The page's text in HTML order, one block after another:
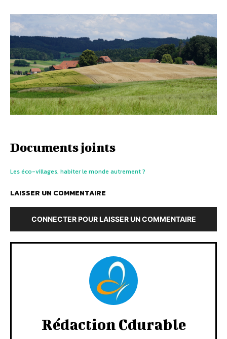
Documents joints
Les éco-villages, habiter le monde autrement ?
LAISSER UN COMMENTAIRE
CONNECTER POUR LAISSER UN COMMENTAIRE
Rédaction Cdurable